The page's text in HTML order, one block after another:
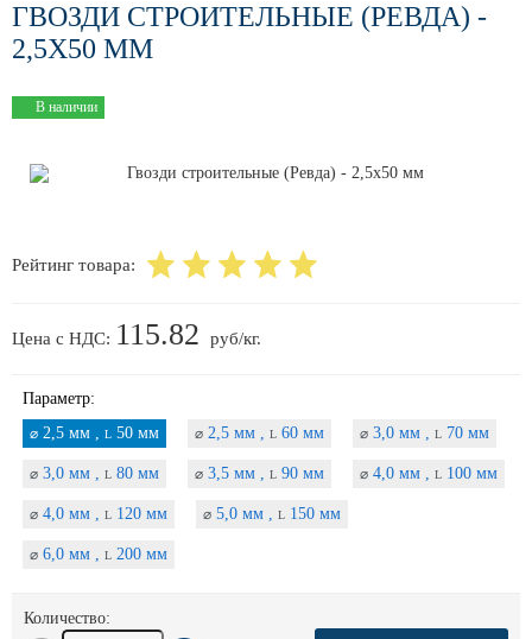
ГВОЗДИ СТРОИТЕЛЬНЫЕ (РЕВДА) -
2,5Х50 ММ
В наличии
Рейтинг товара:
Цена с НДС: 115.82 руб/кг.
Параметр:
⌀ 2,5 мм , L 50 мм ⌀ 2,5 мм , L 60 мм ⌀ 3,0 мм , L 70 мм
⌀ 3,0 мм , L 80 мм ⌀ 3,5 мм , L 90 мм ⌀ 4,0 мм , L 100 мм
⌀ 4,0 мм , L 120 мм ⌀ 5,0 мм , L 150 мм
⌀ 6,0 мм , L 200 мм
Количество: